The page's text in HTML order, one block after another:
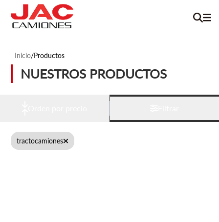
Inicio/Productos
NUESTROS PRODUCTOS
tractocamiones